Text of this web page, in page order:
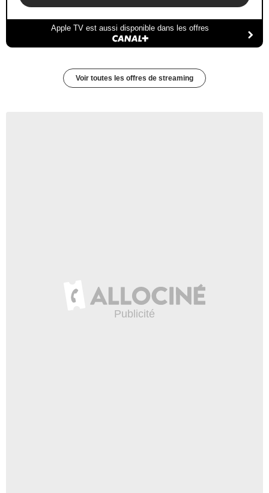
Apple TV est aussi disponible dans les offres
Voir toutes les offres de streaming